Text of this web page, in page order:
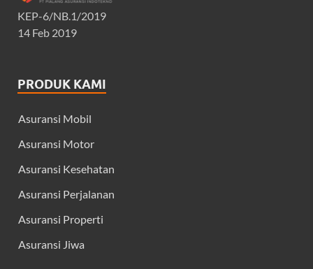
KEP-6/NB.1/2019
14 Feb 2019
PRODUK KAMI
Asuransi Mobil
Asuransi Motor
Asuransi Kesehatan
Asuransi Perjalanan
Asuransi Properti
Asuransi Jiwa